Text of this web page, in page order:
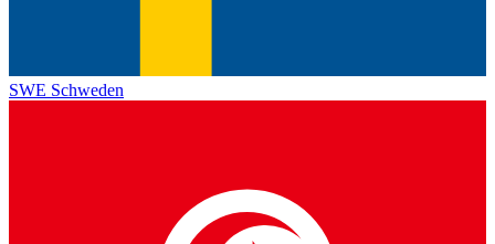
SWE Schweden